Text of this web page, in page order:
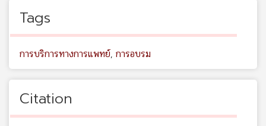
Tags
การบริการทางการแพทย์, การอบรม
Citation